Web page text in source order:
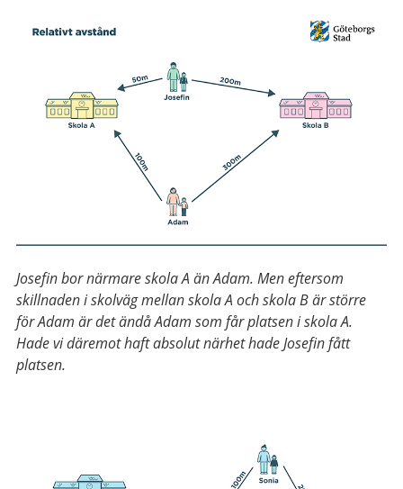
Josefin bor närmare skola A än Adam. Men eftersom
skillnaden i skolväg mellan skola A och skola B är större
för Adam är det ändå Adam som får platsen i skola A.
Hade vi däremot haft absolut närhet hade Josefin fått
platsen.